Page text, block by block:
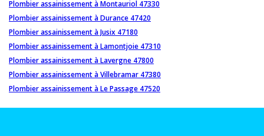
Plombier assainissement à Montauriol 47330
Plombier assainissement à Durance 47420
Plombier assainissement à Jusix 47180
Plombier assainissement à Lamontjoie 47310
Plombier assainissement à Lavergne 47800
Plombier assainissement à Villebramar 47380
Plombier assainissement à Le Passage 47520